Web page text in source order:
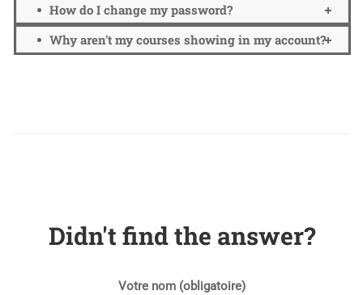
How do I change my password?
Why aren't my courses showing in my account?
Didn't find the answer?
Votre nom (obligatoire)